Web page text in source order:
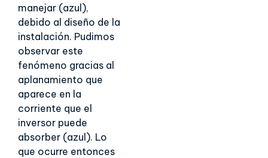
manejar (azul),
debido al diseño de la
instalación. Pudimos
observar este
fenómeno gracias al
aplanamiento que
aparece en la
corriente que el
inversor puede
absorber (azul). Lo
que ocurre entonces